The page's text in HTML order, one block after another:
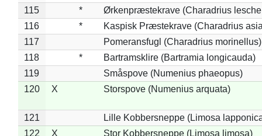
115
*
Ørkenpræstekrave (Charadrius
116
*
Kaspisk Præstekrave (Charadrius
117
Pomeransfugl (Charadrius morinellus)
118
*
Bartramsklire (Bartramia longicauda)
119
Småspove (Numenius phaeopus)
120
X Storspove (Numenius arquata)
121
Lille Kobbersneppe (Limosa
122
X Stor Kobbersneppe (Limosa limosa)